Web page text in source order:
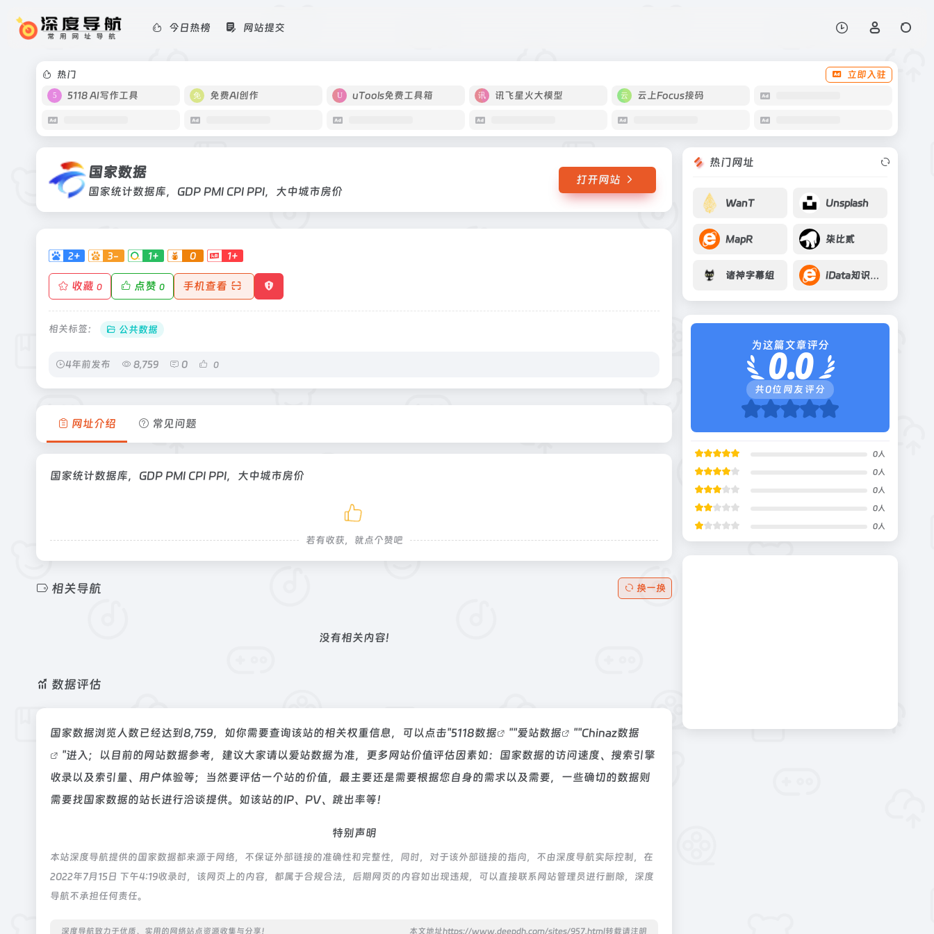
今日热榜 网站提交
热门
立即入驻
5118 AI写作工具
免费AI创作 uTools免费工具箱 讯飞星火大模型 云上Focus接码
国家数据
国家统计数据库，GDP PMI CPI PPI，大中城市房价
打开网站
2+ 3- 1+ 0 1+
收藏 0 点赞 0 手机查看
相关标签： 公共数据
4年前发布 8,759 0 0
网址介绍 常见问题
国家统计数据库，GDP PMI CPI PPI，大中城市房价
若有收获，就点个赞吧
相关导航 换一换
没有相关内容!
数据评估
国家数据浏览人数已经达到8,759，如你需要查询该站的相关权重信息，可以点击"5118数据 ""爱站数据 ""Chinaz数据
"进入；以目前的网站数据参考，建议大家请以爱站数据为准，更多网站价值评估因素如：国家数据的访问速度、搜索引擎
收录以及索引量、用户体验等；当然要评估一个站的价值，最主要还是需要根据您自身的需求以及需要，一些确切的数据则
需要找国家数据的站长进行洽谈提供。如该站的IP、PV、跳出率等！
特别声明
本站深度导航提供的国家数据都来源于网络，不保证外部链接的准确性和完整性，同时，对于该外部链接的指向，不由深度导航实际控制，在
2022年7月15日 下午4:19收录时，该网页上的内容，都属于合规合法，后期网页的内容如出现违规，可以直接联系网站管理员进行删除，深度
导航不承担任何责任。
深度导航致力于优质、实用的网络站点资源收集与分享！ 本文地址https://www.deepdh.com/sites/957.html转载请注明
热门网址
WanT Unsplash
MapR 柒比贰
诸神字幕组 iData知识搜索
为这篇文章评分
0.0
共0位网友评分
0人
0人
0人
0人
0人